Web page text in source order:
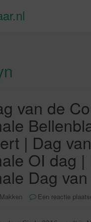
van de
| Dag
OI dag
Dag
Een reactie